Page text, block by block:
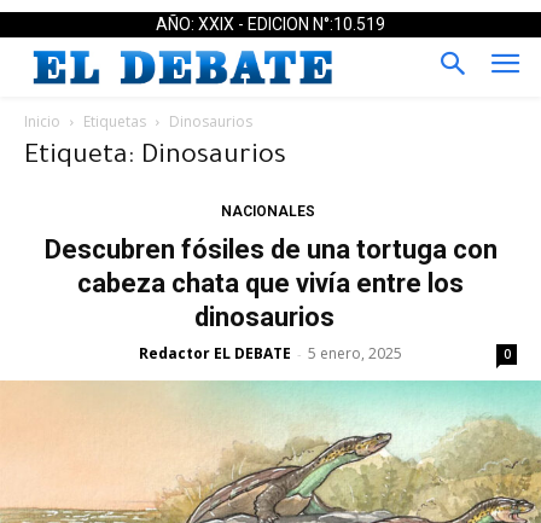
AÑO: XXIX - EDICION N°:10.519
Inicio Etiquetas Dinosaurios
Etiqueta: Dinosaurios
NACIONALES
Descubren fósiles de una tortuga con
cabeza chata que vivía entre los
dinosaurios
Redactor EL DEBATE - 5 enero, 2025 0